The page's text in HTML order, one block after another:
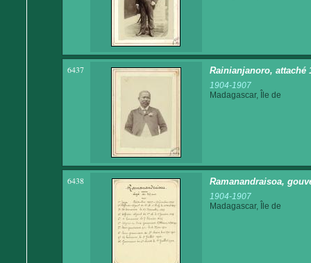
6437 Rainianjanoro, attaché
1904-1907
Madagascar, Île de
6438 Ramanandraisoa,
1904-1907
Madagascar, Île de